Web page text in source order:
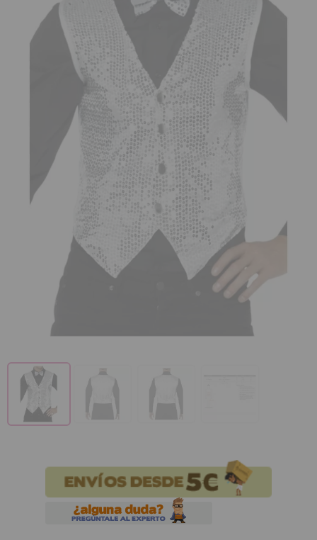
¡Adelante! Te estabamos esperando.
CREAR CUENTA